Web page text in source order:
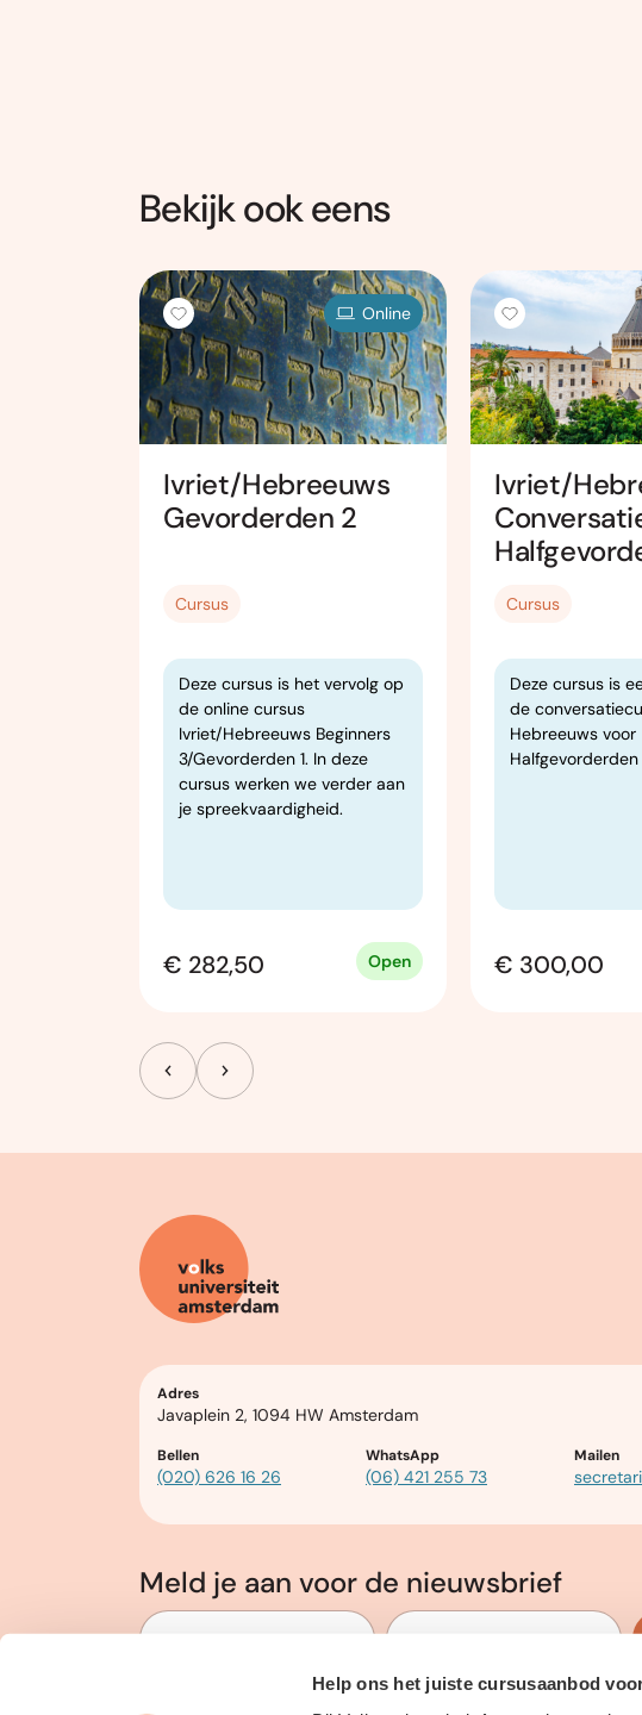
Help ons het juiste cursusaanbod
Bekijk ook eens
Online
Ivriet/Hebreeuws
Gevorderden 2
Cursus
Deze cursus is het vervolg op
de online cursus
Ivriet/Hebreeuws Beginners
3/Gevorderden 1. In deze
cursus werken we verder aan
je spreekvaardigheid.
€ 282,50 Open
Ivriet/
Cursus
Deze cursus is
de
Hebreeuws voor
Halfgevorderden
€ 300,00
Adres
Javaplein 2, 1094 HW Amsterdam
Bellen
(020) 626 16 26
WhatsApp
(06) 421 255 73
Mailen
Meld je aan voor de nieuwsbrief